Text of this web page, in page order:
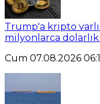
Trump'a kripto
milyonlarca
Cum 07.08.2026